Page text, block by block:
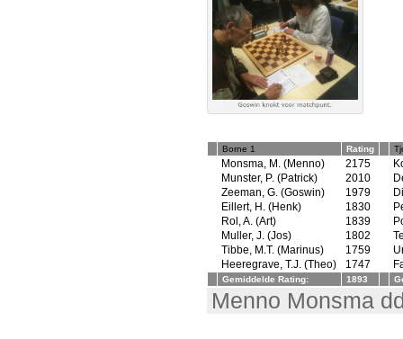
Borne 1 Rating
Monsma, M. (Menno) 2175
Munster, P. (Patrick)
2010
Zeeman, G. (Goswin)
1979
Eillert, H. (Henk)
1830
Rol, A. (Art)
1839
Muller, J. (Jos)
1802
Tibbe, M.T. (Marinus)
1759
Heeregrave, T.J. (Theo)
1747
Gemiddelde Rating: 1893
Menno Monsma